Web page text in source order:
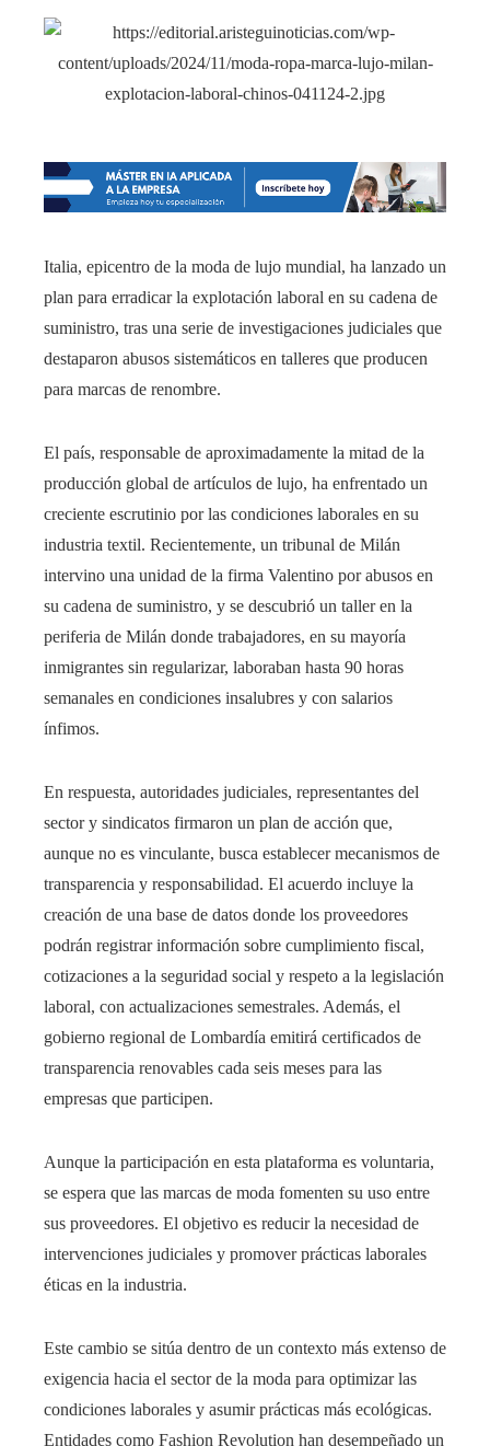
Italia, epicentro de la moda de lujo mundial, ha lanzado un
plan para erradicar la explotación laboral en su cadena de
suministro, tras una serie de investigaciones judiciales que
destaparon abusos sistemáticos en talleres que producen
para marcas de renombre.
El país, responsable de aproximadamente la mitad de la
producción global de artículos de lujo, ha enfrentado un
creciente escrutinio por las condiciones laborales en su
industria textil. Recientemente, un tribunal de Milán
intervino una unidad de la firma Valentino por abusos en
su cadena de suministro, y se descubrió un taller en la
periferia de Milán donde trabajadores, en su mayoría
inmigrantes sin regularizar, laboraban hasta 90 horas
semanales en condiciones insalubres y con salarios
ínfimos.
En respuesta, autoridades judiciales, representantes del
sector y sindicatos firmaron un plan de acción que,
aunque no es vinculante, busca establecer mecanismos de
transparencia y responsabilidad. El acuerdo incluye la
creación de una base de datos donde los proveedores
podrán registrar información sobre cumplimiento fiscal,
cotizaciones a la seguridad social y respeto a la legislación
laboral, con actualizaciones semestrales. Además, el
gobierno regional de Lombardía emitirá certificados de
transparencia renovables cada seis meses para las
empresas que participen.
Aunque la participación en esta plataforma es voluntaria,
se espera que las marcas de moda fomenten su uso entre
sus proveedores. El objetivo es reducir la necesidad de
intervenciones judiciales y promover prácticas laborales
éticas en la industria.
Este cambio se sitúa dentro de un contexto más extenso de
exigencia hacia el sector de la moda para optimizar las
condiciones laborales y asumir prácticas más ecológicas.
Entidades como Fashion Revolution han desempeñado un